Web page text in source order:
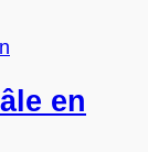
en